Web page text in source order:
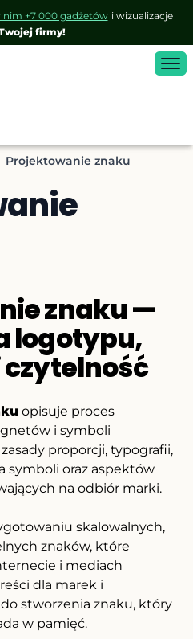
nim +7 000 gadżetów i wizualizacje
firmy!
Projektowanie znaku
znaku —
logotypu,
opisuje proces
i symboli
proporcji, typografii,
symboli oraz aspektów
na odbiór marki.
skalowalnych,
znaków, które
i mediach
dla marek i
stworzenia znaku, który
w pamięć.